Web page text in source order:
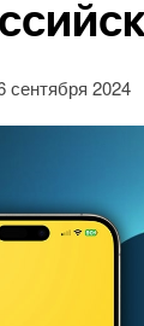
сентября 2024